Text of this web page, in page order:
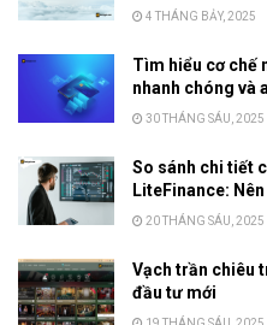
4 THÁNG BẢY, 2025
Tìm hiểu cơ chế
nhanh chóng và
30 THÁNG SÁU, 2025
So sánh chi tiết
LiteFinance:
20 THÁNG SÁU, 2025
Vạch trần chiêu
đầu tư mới